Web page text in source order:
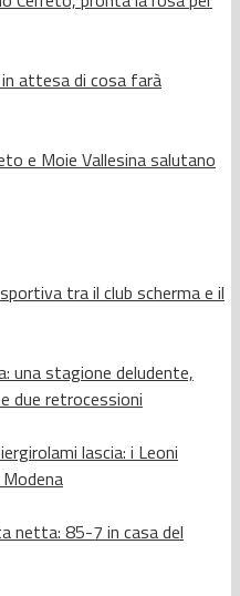
attesa di cosa farà
e Moie Vallesina salutano
tra il club scherma e il
una stagione deludente,
due retrocessioni
lascia: i Leoni
netta: 85-7 in casa del